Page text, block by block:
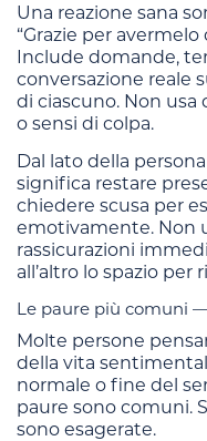
Una reazione sana
“Grazie per
Include domande,
conversazione reale
di ciascuno. Non
o sensi di colpa.
Dal lato della
significa restare
chiedere scusa per
emotivamente. Non
rassicurazioni
all’altro lo spazio per
Le paure più comuni
Molte persone
della vita
normale o fine del
paure sono comuni.
sono esagerate.